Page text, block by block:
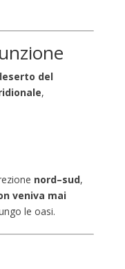
del
,
nord–sud,
veniva mai
le oasi.